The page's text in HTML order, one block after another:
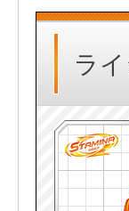
ラ